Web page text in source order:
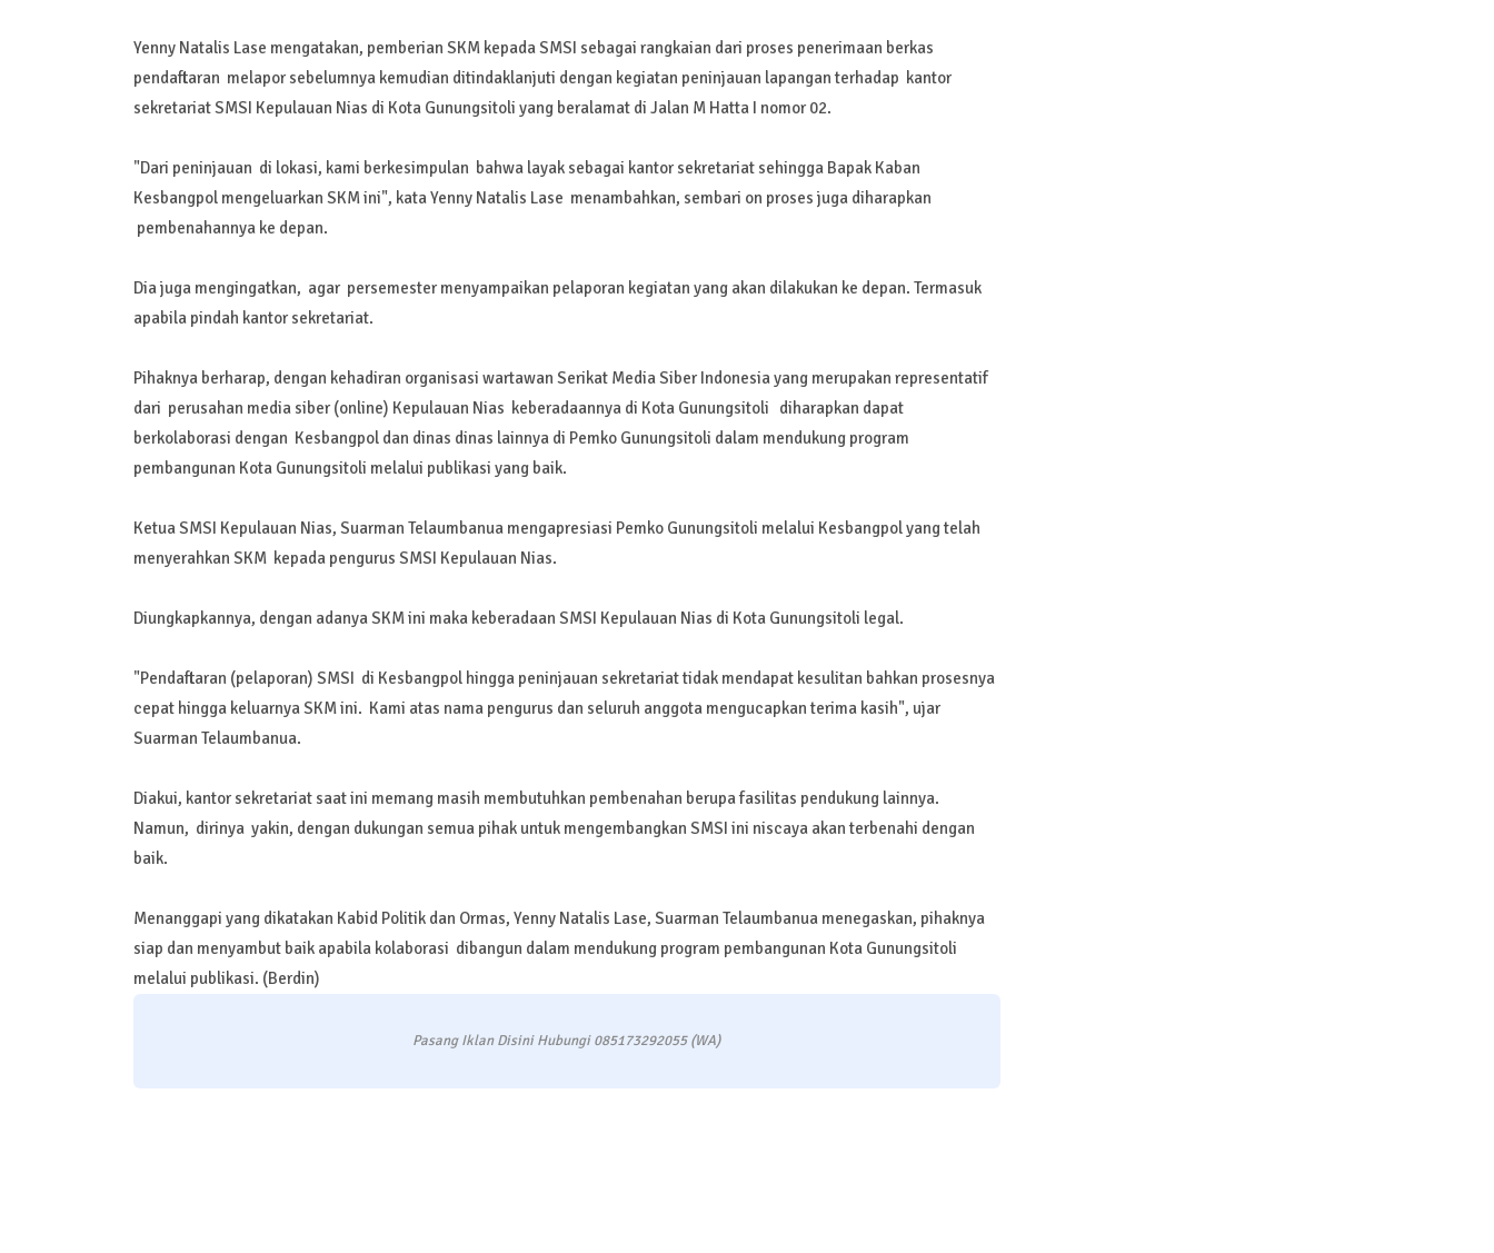
Yenny Natalis Lase mengatakan, pemberian SKM kepada SMSI sebagai rangkaian dari proses penerimaan berkas
pendaftaran melapor sebelumnya kemudian ditindaklanjuti dengan kegiatan peninjauan lapangan terhadap kantor
sekretariat SMSI Kepulauan Nias di Kota Gunungsitoli yang beralamat di Jalan M Hatta I nomor 02.
"Dari peninjauan di lokasi, kami berkesimpulan bahwa layak sebagai kantor sekretariat sehingga Bapak Kaban
Kesbangpol mengeluarkan SKM ini", kata Yenny Natalis Lase menambahkan, sembari on proses juga diharapkan
pembenahannya ke depan.
Dia juga mengingatkan, agar persemester menyampaikan pelaporan kegiatan yang akan dilakukan ke depan. Termasuk
apabila pindah kantor sekretariat.
Pihaknya berharap, dengan kehadiran organisasi wartawan Serikat Media Siber Indonesia yang merupakan representatif
dari perusahan media siber (online) Kepulauan Nias keberadaannya di Kota Gunungsitoli diharapkan dapat
berkolaborasi dengan Kesbangpol dan dinas dinas lainnya di Pemko Gunungsitoli dalam mendukung program
pembangunan Kota Gunungsitoli melalui publikasi yang baik.
Ketua SMSI Kepulauan Nias, Suarman Telaumbanua mengapresiasi Pemko Gunungsitoli melalui Kesbangpol yang telah
menyerahkan SKM kepada pengurus SMSI Kepulauan Nias.
Diungkapkannya, dengan adanya SKM ini maka keberadaan SMSI Kepulauan Nias di Kota Gunungsitoli legal.
"Pendaftaran (pelaporan) SMSI di Kesbangpol hingga peninjauan sekretariat tidak mendapat kesulitan bahkan prosesnya
cepat hingga keluarnya SKM ini. Kami atas nama pengurus dan seluruh anggota mengucapkan terima kasih", ujar
Suarman Telaumbanua.
Diakui, kantor sekretariat saat ini memang masih membutuhkan pembenahan berupa fasilitas pendukung lainnya.
Namun, dirinya yakin, dengan dukungan semua pihak untuk mengembangkan SMSI ini niscaya akan terbenahi dengan
baik.
Menanggapi yang dikatakan Kabid Politik dan Ormas, Yenny Natalis Lase, Suarman Telaumbanua menegaskan, pihaknya
siap dan menyambut baik apabila kolaborasi dibangun dalam mendukung program pembangunan Kota Gunungsitoli
melalui publikasi. (Berdin)
Pasang Iklan Disini Hubungi 085173292055 (WA)